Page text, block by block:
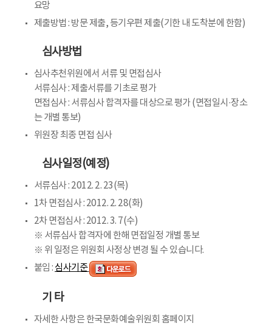
요망
제출방법 : 방문 제출, 등기우편 제출(기한 내 도착분에 한함)
심사방법
심사추천위원에서 서류 및 면접심사
서류심사 : 제출서류를 기초로 평가
면접심사 : 서류심사 합격자를 대상으로 평가 (면접일시·장소
는 개별 통보)
위원장 최종 면접 심사
심사일정(예정)
서류심사 : 2012. 2. 23(목)
1차 면접심사 : 2012. 2. 28(화)
2차 면접심사 : 2012. 3. 7(수)
※ 서류심사 합격자에 한해 면접일정 개별 통보
※ 위 일정은 위원회 사정상 변경 될 수 있습니다.
붙임 : 심사기준
기 타
자세한 사항은 한국문화예술위원회 홈페이지